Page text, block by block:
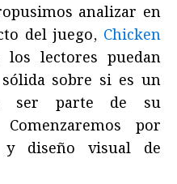
analizar en
del juego, Chicken
los lectores puedan
sobre si es un
ser parte de su
por
diseño visual de